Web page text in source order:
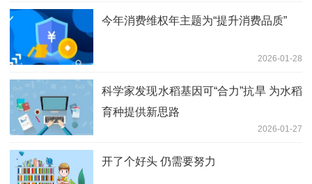
今年消费维权年主题为“提升消费品质”
2026-01-28
科学家发现水稻基因可“合力”抗旱 为水稻
育种提供新思路
2026-01-27
开了个好头 仍需要努力